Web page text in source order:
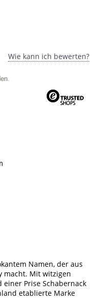
Wie kann ich bewerten?
Namen, der aus
macht. Mit witzigen
Prise Schabernack
etablierte Marke